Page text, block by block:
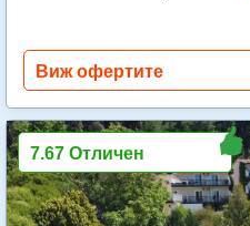
Виж офертите
7.67 Отличен